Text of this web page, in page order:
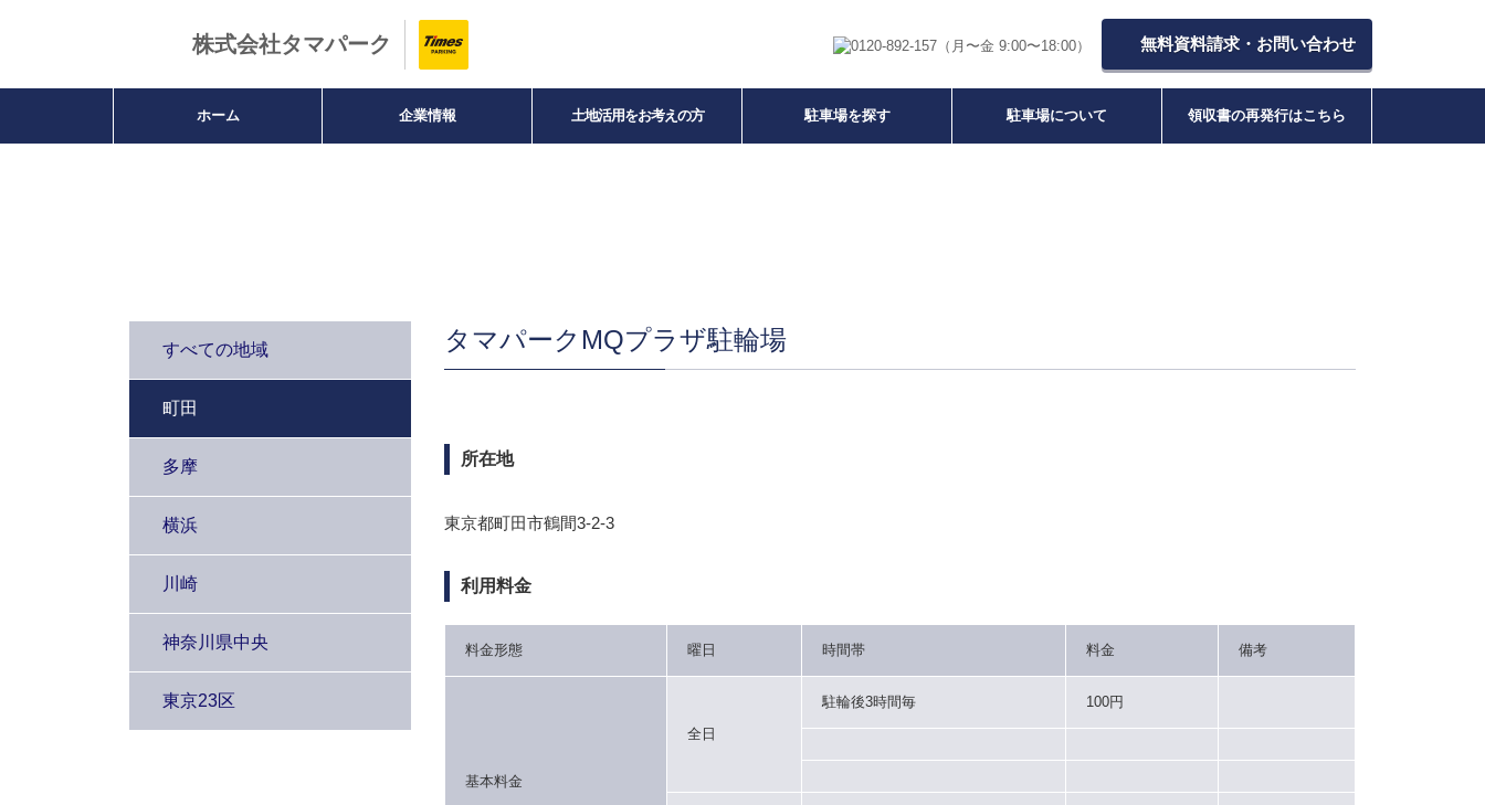
株式会社タマパーク （月〜金 9:00〜18:00） 無料資料請求・お問い合わせ
ホーム 企業情報 土地活用をお考えの方 駐車場を探す 駐車場について 領収書の再発行はこちら
すべての地域
町田
多摩
横浜
川崎
神奈川県中央
東京23区
タマパークMQプラザ駐輪場
所在地
東京都町田市鶴間3-2-3
利用料金
料金形態 曜日 時間帯 料金 備考
基本料金
全日
駐輪後3時間毎 100円